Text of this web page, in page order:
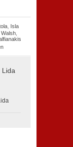
Isla
Walsh
Lida
Lida